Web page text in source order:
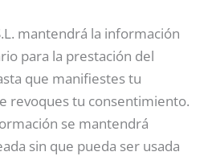
mantendrá la información
para la prestación del
que manifiestes tu
revoques tu consentimiento.
se mantendrá
sin que pueda ser usada